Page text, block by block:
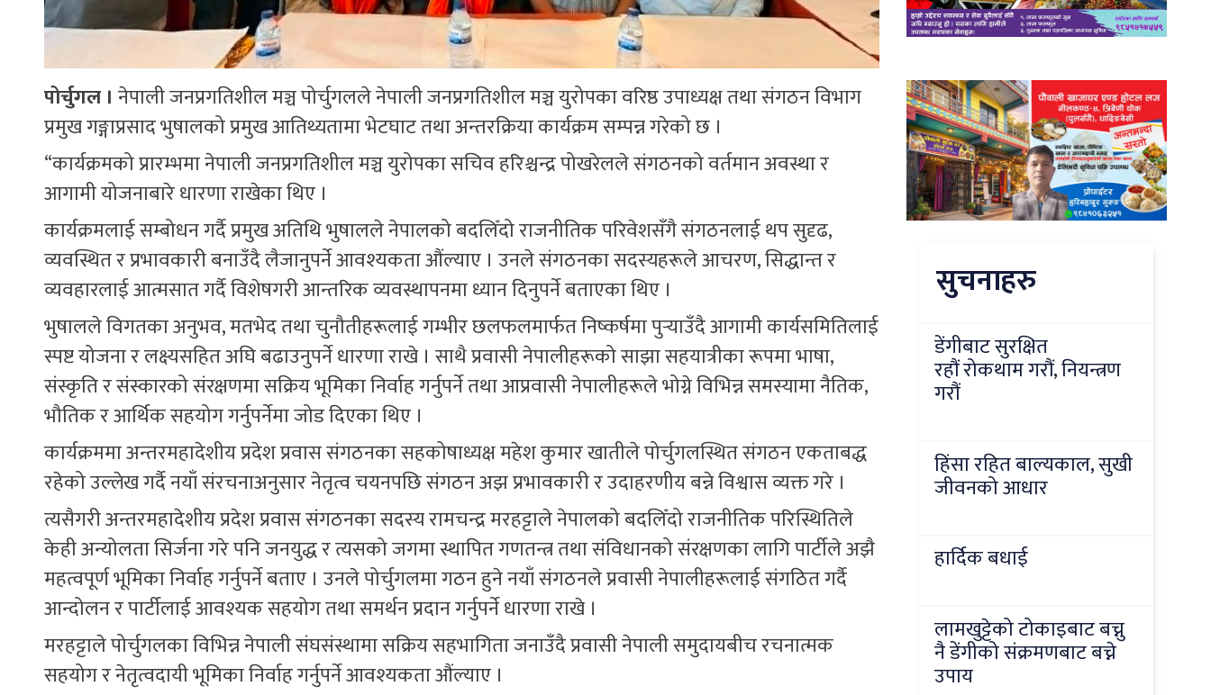
पोर्चुगल । नेपाली जनप्रगतिशील मञ्च पोर्चुगलले नेपाली जनप्रगतिशील मञ्च युरोपका वरिष्ठ उपाध्यक्ष तथा संगठन विभाग
प्रमुख गङ्गाप्रसाद भुषालको प्रमुख आतिथ्यतामा भेटघाट तथा अन्तरक्रिया कार्यक्रम सम्पन्न गरेको छ ।
“कार्यक्रमको प्रारम्भमा नेपाली जनप्रगतिशील मञ्च युरोपका सचिव हरिश्चन्द्र पोखरेलले संगठनको वर्तमान अवस्था र
आगामी योजनाबारे धारणा राखेका थिए ।
कार्यक्रमलाई सम्बोधन गर्दै प्रमुख अतिथि भुषालले नेपालको बदलिँदो राजनीतिक परिवेशसँगै संगठनलाई थप सुदृढ,
व्यवस्थित र प्रभावकारी बनाउँदै लैजानुपर्ने आवश्यकता औंल्याए । उनले संगठनका सदस्यहरूले आचरण, सिद्धान्त र
व्यवहारलाई आत्मसात गर्दै विशेषगरी आन्तरिक व्यवस्थापनमा ध्यान दिनुपर्ने बताएका थिए ।
भुषालले विगतका अनुभव, मतभेद तथा चुनौतीहरूलाई गम्भीर छलफलमार्फत निष्कर्षमा पुर्‍याउँदै आगामी कार्यसमितिलाई
स्पष्ट योजना र लक्ष्यसहित अघि बढाउनुपर्ने धारणा राखे । साथै प्रवासी नेपालीहरूको साझा सहयात्रीका रूपमा भाषा,
संस्कृति र संस्कारको संरक्षणमा सक्रिय भूमिका निर्वाह गर्नुपर्ने तथा आप्रवासी नेपालीहरूले भोग्ने विभिन्न समस्यामा नैतिक,
भौतिक र आर्थिक सहयोग गर्नुपर्नेमा जोड दिएका थिए ।
कार्यक्रममा अन्तरमहादेशीय प्रदेश प्रवास संगठनका सहकोषाध्यक्ष महेश कुमार खातीले पोर्चुगलस्थित संगठन एकताबद्ध
रहेको उल्लेख गर्दै नयाँ संरचनाअनुसार नेतृत्व चयनपछि संगठन अझ प्रभावकारी र उदाहरणीय बन्ने विश्वास व्यक्त गरे ।
त्यसैगरी अन्तरमहादेशीय प्रदेश प्रवास संगठनका सदस्य रामचन्द्र मरहट्टाले नेपालको बदलिँदो राजनीतिक परिस्थितिले
केही अन्योलता सिर्जना गरे पनि जनयुद्ध र त्यसको जगमा स्थापित गणतन्त्र तथा संविधानको संरक्षणका लागि पार्टीले अझै
महत्वपूर्ण भूमिका निर्वाह गर्नुपर्ने बताए । उनले पोर्चुगलमा गठन हुने नयाँ संगठनले प्रवासी नेपालीहरूलाई संगठित गर्दै
आन्दोलन र पार्टीलाई आवश्यक सहयोग तथा समर्थन प्रदान गर्नुपर्ने धारणा राखे ।
मरहट्टाले पोर्चुगलका विभिन्न नेपाली संघसंस्थामा सक्रिय सहभागिता जनाउँदै प्रवासी नेपाली समुदायबीच रचनात्मक
सहयोग र नेतृत्वदायी भूमिका निर्वाह गर्नुपर्ने आवश्यकता औंल्याए ।
सुचनाहरु
डेंगीबाट सुरक्षित
रहौं रोकथाम गरौं, नियन्त्रण
गरौं
हिंसा रहित बाल्यकाल, सुखी
जीवनको आधार
हार्दिक बधाई
लामखुट्टेको टोकाइबाट बच्नु
नै डेंगीको संक्रमणबाट बच्ने
उपाय